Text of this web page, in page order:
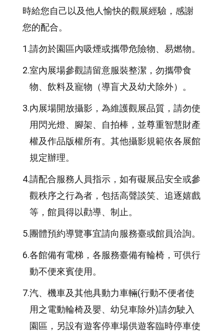
時給您自己以及他人愉快的觀展經驗，感謝
您的配合。
1.請勿於園區內吸煙或攜帶危險物、易燃物。
2.室內展場參觀請留意服裝整潔，勿攜帶食
物、飲料及寵物（導盲犬及幼犬除外）。
3.內展場開放攝影，為維護觀展品質，請勿使
用閃光燈、腳架、自拍棒，並尊重智慧財產
權及作品版權所有。其他攝影規範依各展館
規定辦理。
4.請配合服務人員指示，如有礙展品安全或參
觀秩序之行為者，包括高聲談笑、追逐嬉戲
等，館員得以勸導、制止。
5.團體預約導覽事宜請向服務臺或館員洽詢。
6.各館備有電梯，各服務臺備有輪椅，可供行
動不便來賓使用。
7.汽、機車及其他具動力車輛(行動不便者使
用之電動輪椅及嬰、幼兒車除外)請勿駛入
園區，另設有遊客停車場供遊客臨時停車使